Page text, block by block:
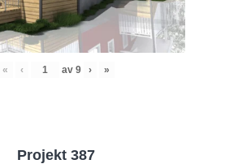
« ‹ av 9 › »
Projekt 387